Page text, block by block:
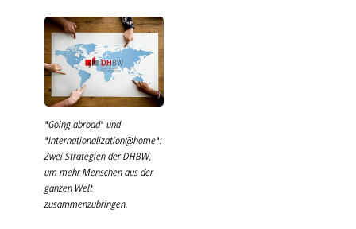
"Going abroad" und
"Internationalization@home":
Zwei Strategien der DHBW,
um mehr Menschen aus der
ganzen Welt
zusammenzubringen.